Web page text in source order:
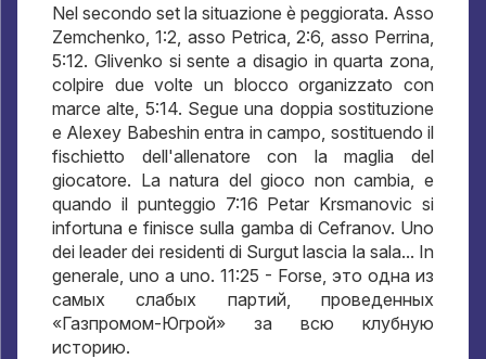
Nel secondo set la situazione è peggiorata. Asso
Zemchenko, 1:2, asso Petrica, 2:6, asso Perrina,
5:12. Glivenko si sente a disagio in quarta zona,
colpire due volte un blocco organizzato con
marce alte, 5:14. Segue una doppia sostituzione
e Alexey Babeshin entra in campo, sostituendo il
fischietto dell'allenatore con la maglia del
giocatore. La natura del gioco non cambia, e
quando il punteggio 7:16 Petar Krsmanovic si
infortuna e finisce sulla gamba di Cefranov. Uno
dei leader dei residenti di Surgut lascia la sala... In
generale, uno a uno. 11:25 - Forse, это одна из
самых слабых партий ,проведенных
«Газпромом-Югрой» за всю клубную
историю.